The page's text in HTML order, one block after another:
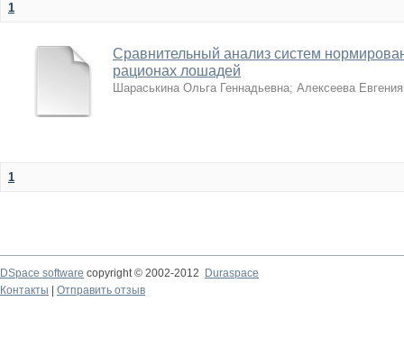
1
Сравнительный анализ систем
рационах лошадей
Шараськина Ольга Геннадьевна; Алексеева
1
DSpace software copyright © 2002-2012
Duraspace
Контакты
Отправить отзыв